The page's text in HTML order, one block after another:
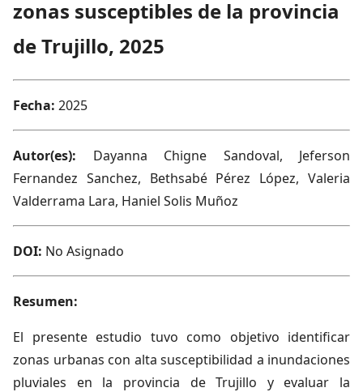
zonas susceptibles de la provincia
de Trujillo, 2025
Fecha: 2025
Autor(es): Dayanna Chigne Sandoval, Jeferson
Fernandez Sanchez, Bethsabé Pérez López, Valeria
Valderrama Lara, Haniel Solis Muñoz
DOI: No Asignado
Resumen:
El presente estudio tuvo como objetivo identificar
zonas urbanas con alta susceptibilidad a inundaciones
pluviales en la provincia de Trujillo y evaluar la